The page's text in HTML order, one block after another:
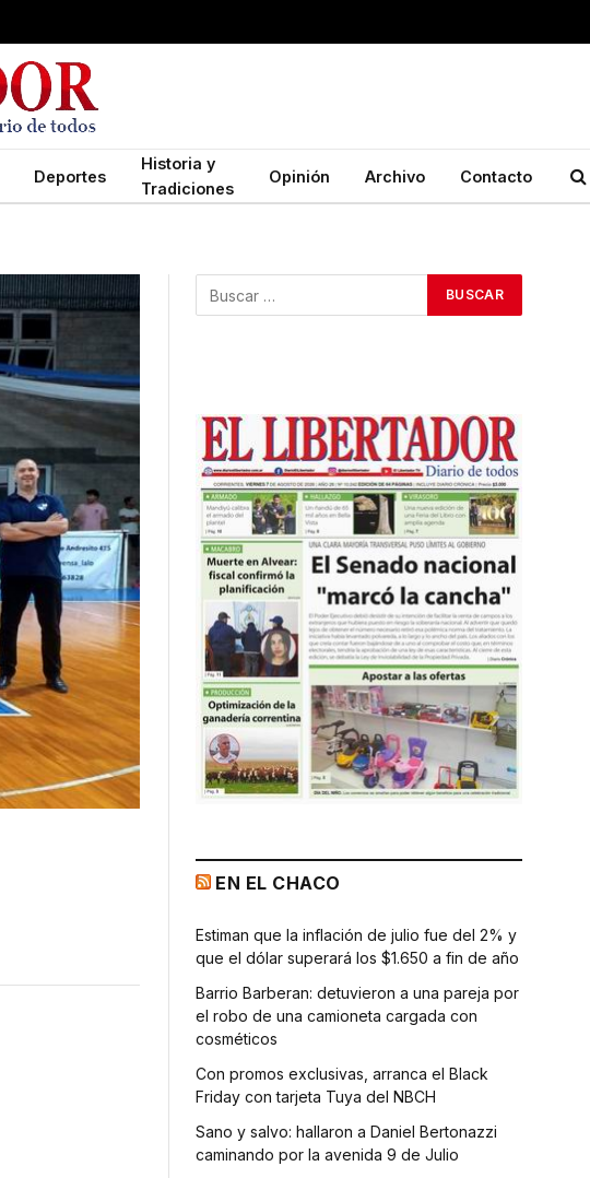
Deportes
Historia y
Tradiciones
Opinión Archivo Contacto
EN EL CHACO
Estiman que la inflación de julio fue del 2% y
que el dólar superará los $1.650 a fin de año
Barrio Barberan: detuvieron a una pareja por
el robo de una camioneta cargada con
cosméticos
Con promos exclusivas, arranca el Black
Friday con tarjeta Tuya del NBCH
Sano y salvo: hallaron a Daniel Bertonazzi
caminando por la avenida 9 de Julio